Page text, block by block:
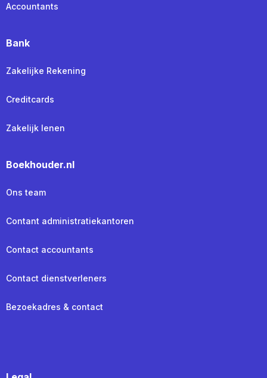
Accountants
Bank
Zakelijke Rekening
Creditcards
Zakelijk lenen
Boekhouder.nl
Ons team
Contant administratiekantoren
Contact accountants
Contact dienstverleners
Bezoekadres & contact